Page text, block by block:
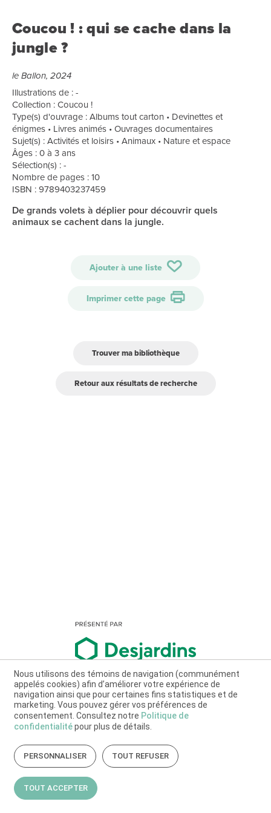
Coucou ! : qui se cache dans la
jungle ?
le Ballon, 2024
Illustrations de : -
Collection : Coucou !
Type(s) d'ouvrage : Albums tout carton • Devinettes et
énigmes • Livres animés • Ouvrages documentaires
Sujet(s) : Activités et loisirs • Animaux • Nature et espace
Âges : 0 à 3 ans
Sélection(s) : -
Nombre de pages : 10
ISBN : 9789403237459
De grands volets à déplier pour découvrir quels
animaux se cachent dans la jungle.
Ajouter à une liste
Imprimer cette page
Trouver ma bibliothèque
Retour aux résultats de recherche
Nous utilisons des témoins de navigation (communément
appelés cookies) afin d’améliorer votre expérience de
navigation ainsi que pour certaines fins statistiques et de
marketing. Vous pouvez gérer vos préférences de
consentement. Consultez notre Politique de
confidentialitépour plus de détails.
PERSONNALISER TOUT REFUSER
TOUT ACCEPTER